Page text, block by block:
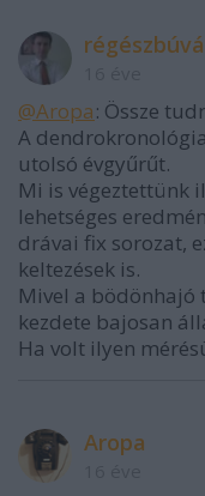
@Aropa: Össze
A
utolsó évgyűrűt.
Mi is végeztettünk
lehetséges
drávai fix sorozat,
keltezések is.
Mivel a bödönhajó
kezdete bajosan
Ha volt ilyen
Aropa